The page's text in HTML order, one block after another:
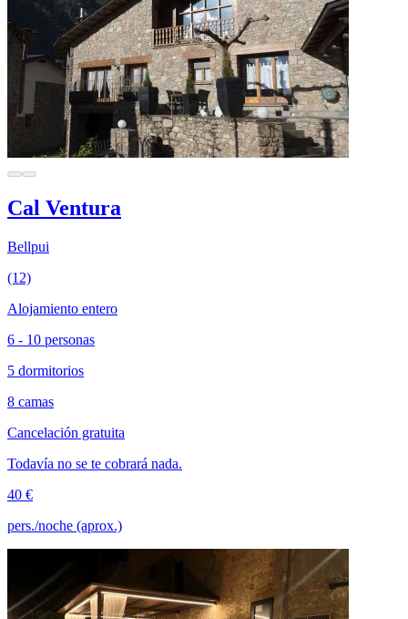
Cal Ventura
Bellpui
(12)
Alojamiento entero
6 - 10 personas
5 dormitorios
8 camas
Cancelación gratuita
Todavía no se te cobrará nada.
40 €
pers./noche (aprox.)